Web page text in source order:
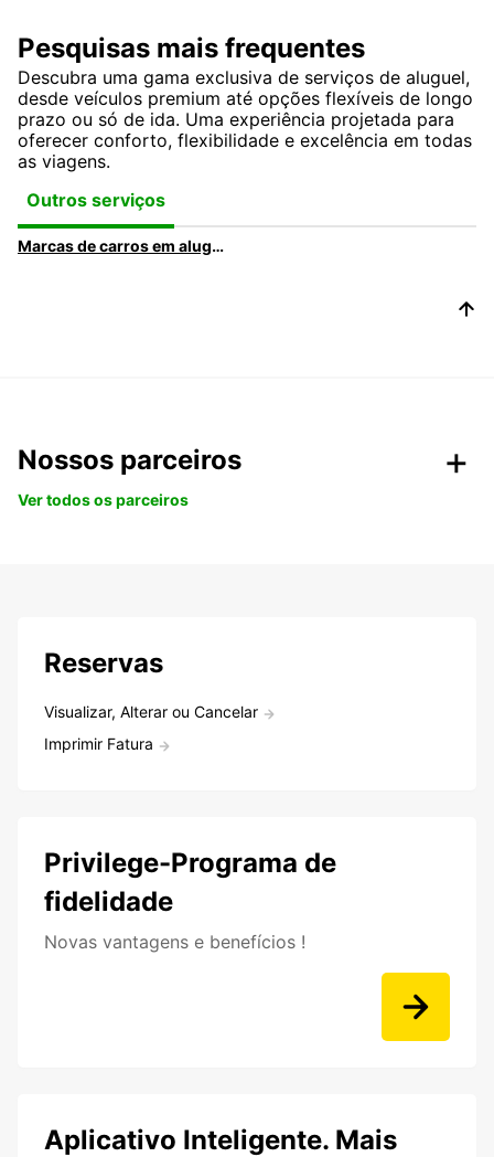
Pesquisas mais frequentes
Descubra uma gama exclusiva de serviços de aluguel,
desde veículos premium até opções flexíveis de longo
prazo ou só de ida. Uma experiência projetada para
oferecer conforto, flexibilidade e excelência em todas
as viagens.
Outros serviços
Marcas de carros em aluguer na Europcar
Nossos parceiros
Ver todos os parceiros
Reservas
Visualizar, Alterar ou Cancelar
Imprimir Fatura
Privilege-Programa de
fidelidade
Novas vantagens e benefícios !
Aplicativo Inteligente. Mais